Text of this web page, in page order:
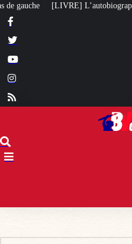
intellectuelle de